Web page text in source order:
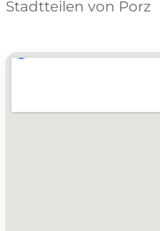
Stadtteilen von Porz